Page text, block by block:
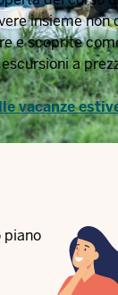
insieme
e scoprite
a
vacanze
piano